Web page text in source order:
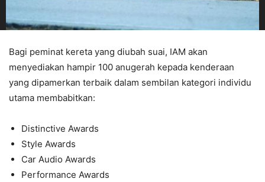
Bagi peminat kereta yang diubah suai, IAM akan
menyediakan hampir 100 anugerah kepada kenderaan
yang dipamerkan terbaik dalam sembilan kategori individu
utama membabitkan:
Distinctive Awards
Style Awards
Car Audio Awards
Performance Awards